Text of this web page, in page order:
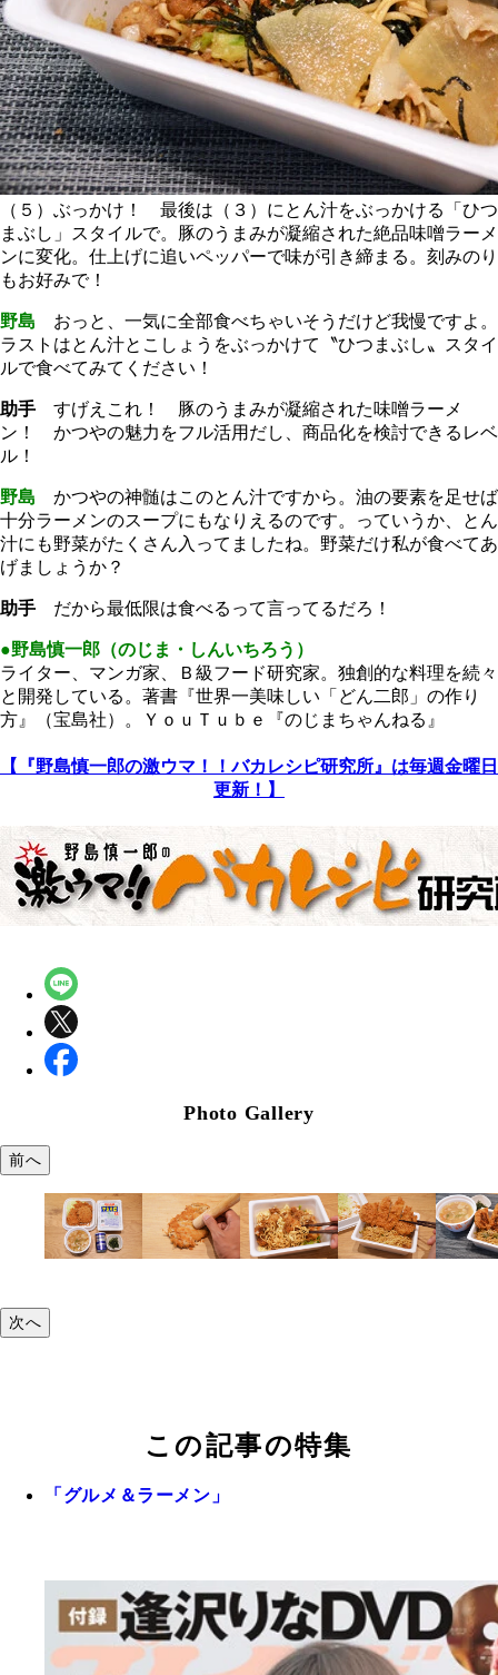
（５）ぶっかけ！ 最後は（３）にとん汁をぶっかける「ひつ
まぶし」スタイルで。豚のうまみが凝縮された絶品味噌ラーメ
ンに変化。仕上げに追いペッパーで味が引き締まる。刻みのり
もお好みで！
野島 おっと、一気に全部食べちゃいそうだけど我慢ですよ。
ラストはとん汁とこしょうをぶっかけて〝ひつまぶし〟スタイ
ルで食べてみてください！
助手 すげえこれ！ 豚のうまみが凝縮された味噌ラーメ
ン！ かつやの魅力をフル活用だし、商品化を検討できるレベ
ル！
野島 かつやの神髄はこのとん汁ですから。油の要素を足せば
十分ラーメンのスープにもなりえるのです。っていうか、とん
汁にも野菜がたくさん入ってましたね。野菜だけ私が食べてあ
げましょうか？
助手 だから最低限は食べるって言ってるだろ！
●野島慎一郎（のじま・しんいちろう）
ライター、マンガ家、Ｂ級フード研究家。独創的な料理を続々
と開発している。著書『世界一美味しい「どん二郎」の作り
方』（宝島社）。ＹｏｕＴｕｂｅ『のじまちゃんねる』
【『野島慎一郎の激ウマ！！バカレシピ研究所』は毎週金曜日
更新！】
Photo Gallery
前へ
次へ
この記事の特集
「グルメ＆ラーメン」